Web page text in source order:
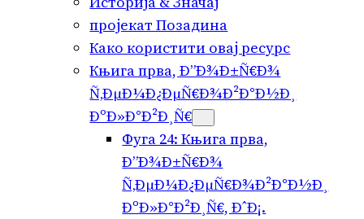
пројекат Позадина
Како користити овај ресурс
Књига прва, Ð”Ð¾Ð±Ñ€Ð¾
Ñ‚ÐµÐ¼Ð¿ÐµÑ€Ð¾Ð²Ð°Ð½Ð¸
ÐºÐ»Ð°Ð²Ð¸Ñ€
Фуга 24: Књига прва,
Ð”Ð¾Ð±Ñ€Ð¾
Ñ‚ÐµÐ¼Ð¿ÐµÑ€Ð¾Ð²Ð°Ð½Ð¸
ÐºÐ»Ð°Ð²Ð¸Ñ€, ÐˆÐ¡.